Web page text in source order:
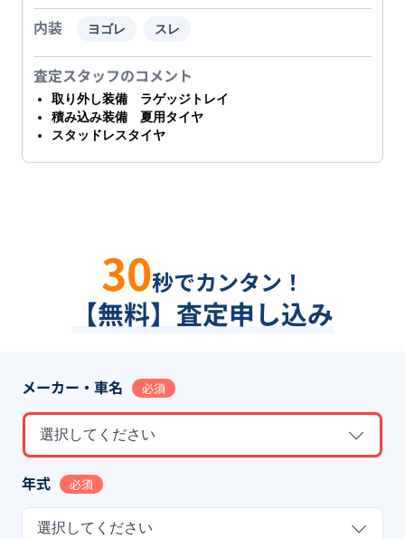
内装 ヨゴレ スレ
査定スタッフのコメント
取り外し装備 ラゲッジトレイ
積み込み装備 夏用タイヤ
スタッドレスタイヤ
30秒でカンタン！
【無料】査定申し込み
メーカー・車名 必須
選択してください
年式 必須
選択してください